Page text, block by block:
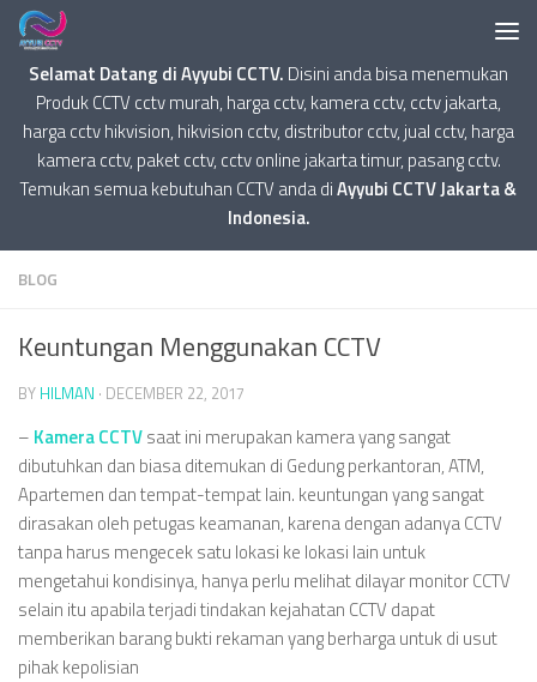
Selamat Datang di Ayyubi CCTV. Disini anda bisa menemukan
Produk CCTV cctv murah, harga cctv, kamera cctv, cctv jakarta,
harga cctv hikvision, hikvision cctv, distributor cctv, jual cctv, harga
kamera cctv, paket cctv, cctv online jakarta timur, pasang cctv.
Temukan semua kebutuhan CCTV anda diAyyubi CCTV Jakarta &
Indonesia.
BLOG
Keuntungan Menggunakan CCTV
BY HILMAN · DECEMBER 22, 2017
– KameraCCTVsaat ini merupakan kamera yang sangat
dibutuhkan dan biasa ditemukan di Gedung perkantoran, ATM,
Apartemen dan tempat-tempat lain. keuntungan yang sangat
dirasakan oleh petugas keamanan, karena dengan adanya CCTV
tanpa harus mengecek satu lokasi ke lokasi lain untuk
mengetahui kondisinya, hanya perlu melihat dilayar monitor CCTV
selain itu apabila terjadi tindakan kejahatan CCTV dapat
memberikan barang bukti rekaman yang berharga untuk di usut
pihak kepolisian